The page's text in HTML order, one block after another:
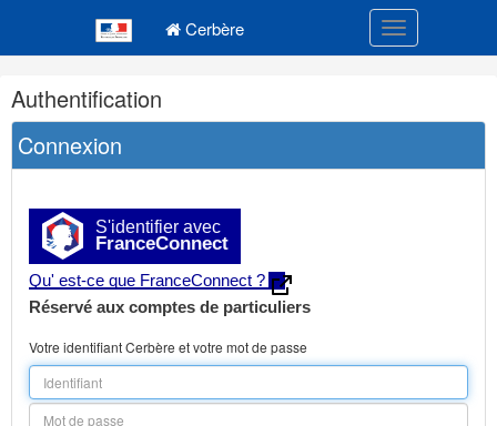
Cerbère Toggle
Navigation
et
outils
annexes
Authentification
Connexion
S'identifier avec
FranceConnect
Qu' est-ce que FranceConnect ?
Réservé aux comptes de particuliers
Votre identifiant Cerbère et votre mot de passe